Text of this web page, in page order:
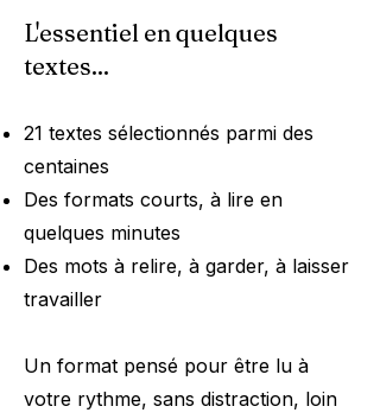
L'essentiel en quelques
textes...
21 textes sélectionnés parmi des
centaines
Des formats courts, à lire en
quelques minutes
Des mots à relire, à garder, à laisser
travailler
Un format pensé pour être lu à
votre rythme, sans distraction, loin